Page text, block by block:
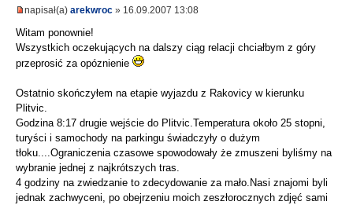
napisał(a) arekwroc » 16.09.2007 13:08
Witam ponownie!
Wszystkich oczekujących na dalszy ciąg relacji chciałbym z góry
przeprosić za opóznienie
Ostatnio skończyłem na etapie wyjazdu z Rakovicy w kierunku
Plitvic.
Godzina 8:17 drugie wejście do Plitvic.Temperatura około 25 stopni,
turyści i samochody na parkingu świadczyły o dużym
tłoku....Ograniczenia czasowe spowodowały że zmuszeni byliśmy na
wybranie jednej z najkrótszych tras.
4 godziny na zwiedzanie to zdecydowanie za mało.Nasi znajomi byli
jednak zachwyceni, po obejrzeniu moich zeszłorocznych zdjęć sami